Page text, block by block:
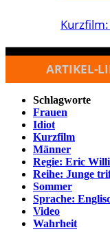
ARTIKEL-
Schlagworte
Frauen
Idiot
Kurzfilm
Männer
Regie: Eric
Reihe: Junge
Sommer
Sprache:
Video
Wahrheit